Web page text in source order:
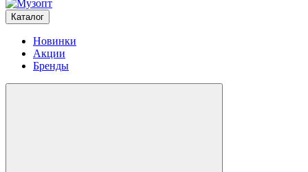
Каталог
Новинки
Акции
Бренды